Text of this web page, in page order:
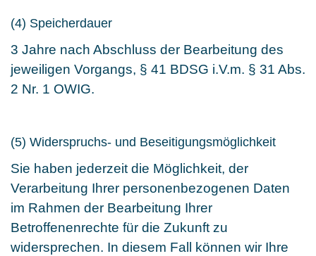
(4) Speicherdauer
3 Jahre nach Abschluss der Bearbeitung des
jeweiligen Vorgangs, § 41 BDSG i.V.m. § 31 Abs.
2 Nr. 1 OWIG.
(5) Widerspruchs- und Beseitigungsmöglichkeit
Sie haben jederzeit die Möglichkeit, der
Verarbeitung Ihrer personenbezogenen Daten
im Rahmen der Bearbeitung Ihrer
Betroffenenrechte für die Zukunft zu
widersprechen. In diesem Fall können wir Ihre